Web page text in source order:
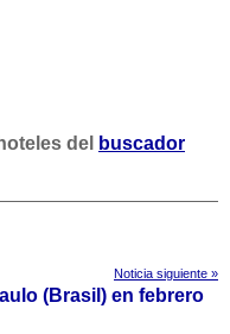
del
buscador
Noticia siguiente »
(Brasil) en febrero